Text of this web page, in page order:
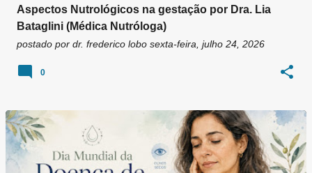
Aspectos Nutrológicos na gestação por Dra. Lia
Bataglini (Médica Nutróloga)
postado por dr. frederico lobo sexta-feira, julho 24, 2026
0